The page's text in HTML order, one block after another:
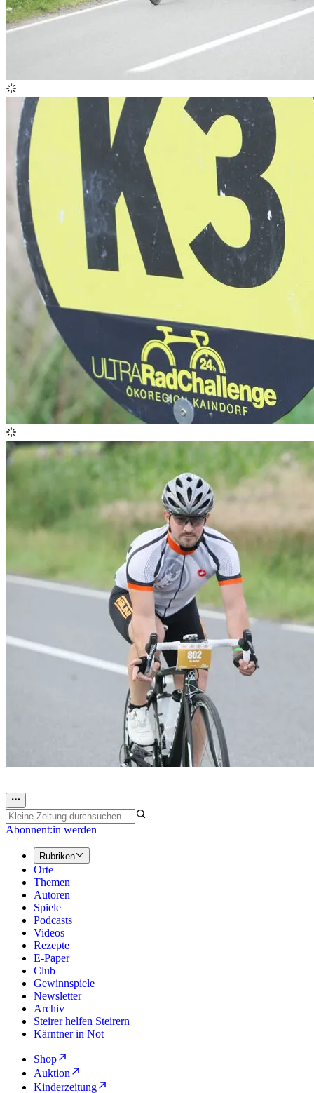
Abonnent:in werden
Rubriken
Orte
Themen
Autoren
Spiele
Podcasts
Videos
Rezepte
E-Paper
Club
Gewinnspiele
Newsletter
Archiv
Steirer helfen Steirern
Kärntner in Not
Shop
Auktion
Kinderzeitung